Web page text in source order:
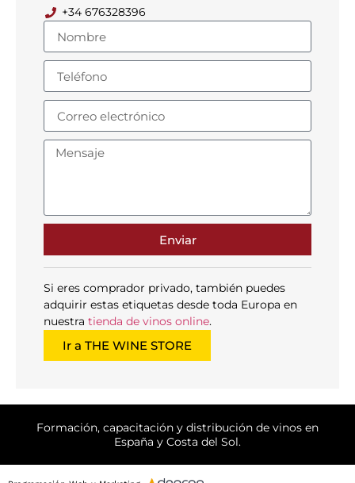
+34 676328396
Enviar
Si eres comprador privado, también puedes
adquirir estas etiquetas desde toda Europa en
nuestra tienda de vinos online.
Ir a THE WINE STORE
Formación, capacitación y distribución de vinos en
España y Costa del Sol.